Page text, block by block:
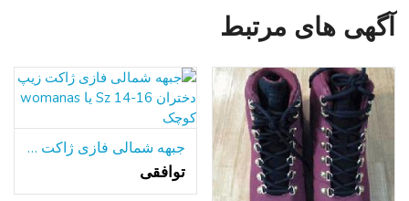
آگهی های مرتبط
جبهه شمالی فازی ژاکت زیپ دختران Sz 14-16 یا womanas کوچک
توافقی